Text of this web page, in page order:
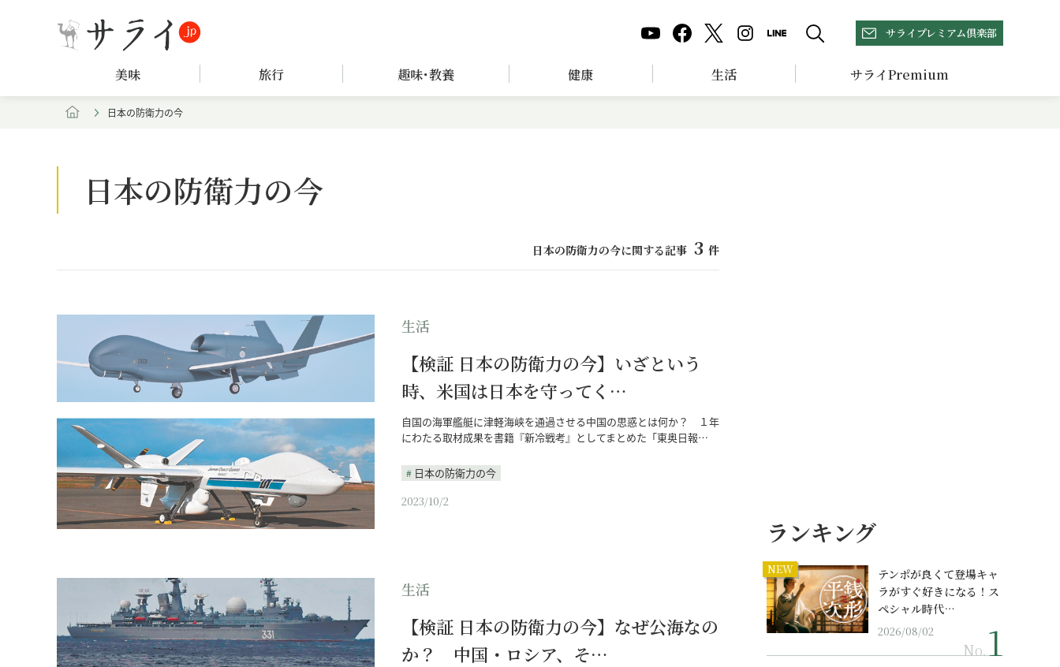
サライプレミアム倶楽部
美味 旅行 趣味･教養 健康 生活 サライPremium
日本の防衛力の今
日本の防衛力の今
日本の防衛力の今に関する記事 3 件
生活
【検証 日本の防衛力の今】いざという
時、米国は日本を守ってく…
自国の海軍艦艇に津軽海峡を通過させる中国の思惑とは何か？ １年
にわたる取材成果を書籍『新冷戦考』としてまとめた「東奥日報…
日本の防衛力の今
2023/10/2
生活
【検証 日本の防衛力の今】なぜ公海なの
か？ 中国・ロシア、そ…
ランキング
NEW
テンポが良くて登場キャ
ラがすぐ好きになる！ス
ペシャル時代…
2026/08/02
No.